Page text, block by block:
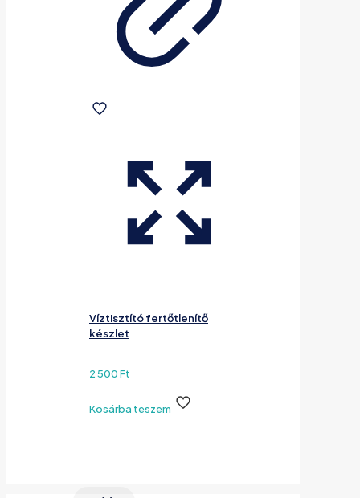
Víztisztító fertőtlenítő
készlet
2 500Ft
Kosárba teszem